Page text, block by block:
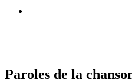
Paroles de la